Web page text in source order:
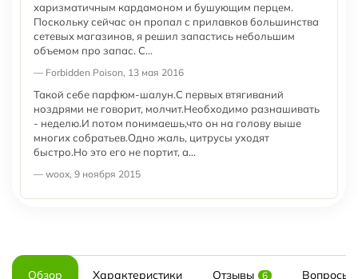
харизматичным кардамоном и бушующим перцем.
Поскольку сейчас он пропал с прилавков большинства
сетевых магазинов, я решил запастись небольшим
объемом про запас. С...
— Forbidden Poison, 13 мая 2016
Такой себе парфюм-шалун.С первых втягиваний
ноздрями не говорит, молчит.Необходимо разнашивать
- неделю.И потом понимаешь,что он на голову выше
многих собратьев.Одно жаль, цитрусы уходят
быстро.Но это его не портит, а...
— woox, 9 ноября 2015
Обзор Характеристики Отзывы 6 Вопросы